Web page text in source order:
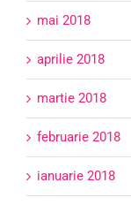
mai 2018
aprilie 2018
martie 2018
februarie 2018
ianuarie 2018